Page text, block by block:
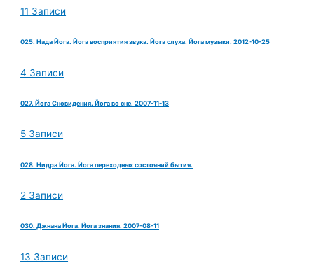
11 Записи
025. Нада Йога. Йога восприятия звука. Йога слуха. Йога музыки. 2012-10-25
4 Записи
027. Йога Сновидения. Йога во сне. 2007-11-13
5 Записи
028. Нидра Йога. Йога переходных состояний бытия.
2 Записи
030. Джнана Йога. Йога знания. 2007-08-11
13 Записи